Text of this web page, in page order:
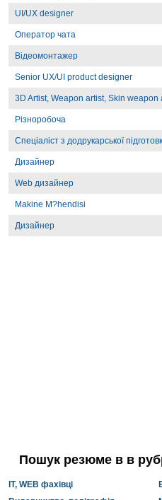
UI/UX designer
Оператор чата
Відеомонтажер
Senior UX/UI product designer
3D Artist, Weapon artist, Skin weapon
Різноробоча
Спеціаліст з додрукарської
Дизайнер
Web дизайнер
Makine M?hendisi
Дизайнер
Пошук резюме в в
IT, WEB фахівці